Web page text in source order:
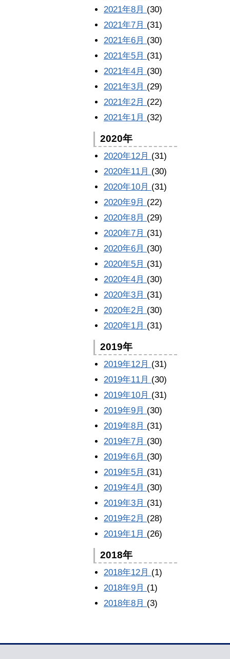
2021年8月 (30)
2021年7月 (31)
2021年6月 (30)
2021年5月 (31)
2021年4月 (30)
2021年3月 (29)
2021年2月 (22)
2021年1月 (32)
2020年
2020年12月 (31)
2020年11月 (30)
2020年10月 (31)
2020年9月 (22)
2020年8月 (29)
2020年7月 (31)
2020年6月 (30)
2020年5月 (31)
2020年4月 (30)
2020年3月 (31)
2020年2月 (30)
2020年1月 (31)
2019年
2019年12月 (31)
2019年11月 (30)
2019年10月 (31)
2019年9月 (30)
2019年8月 (31)
2019年7月 (30)
2019年6月 (30)
2019年5月 (31)
2019年4月 (30)
2019年3月 (31)
2019年2月 (28)
2019年1月 (26)
2018年
2018年12月 (1)
2018年9月 (1)
2018年8月 (3)